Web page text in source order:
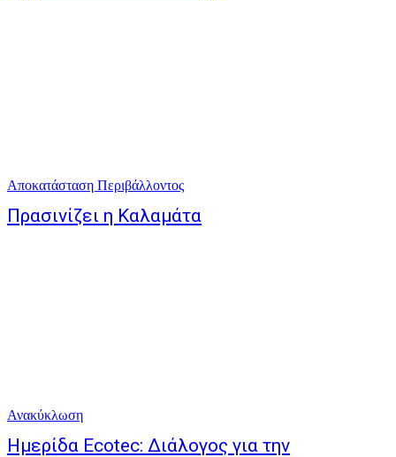
Αποκατάσταση Περιβάλλοντος
Πρασινίζει η Καλαμάτα
Ανακύκλωση
Ημερίδα Ecotec: Διάλογος για την